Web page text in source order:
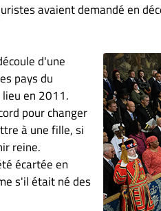
avaient demandé en
d'une
pays du
en 2011.
pour changer
à une fille, si
reine.
écartée en
s'il était né des